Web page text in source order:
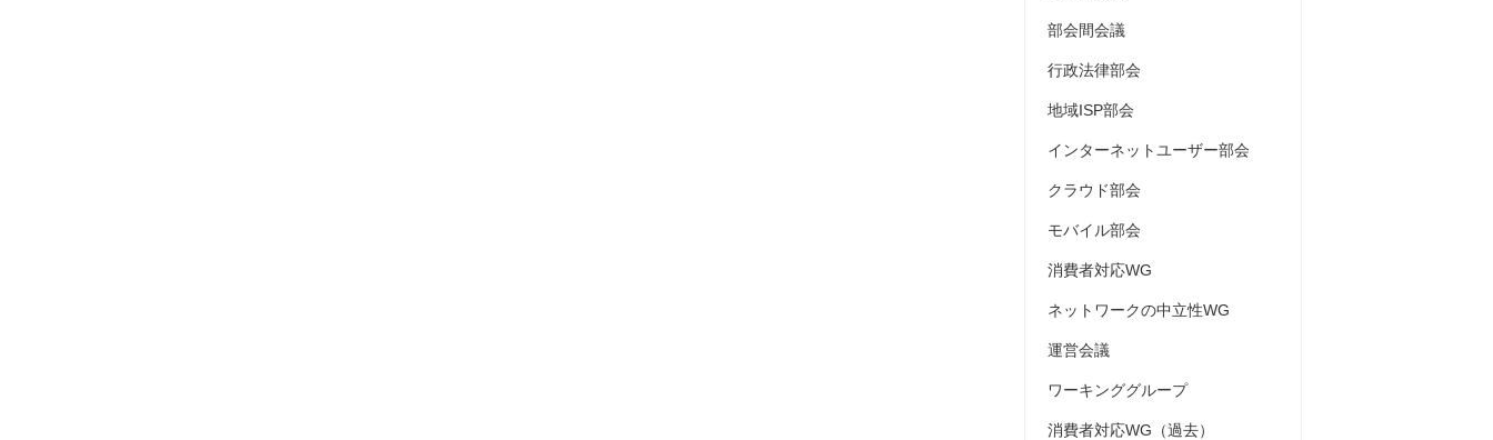
部会間会議
行政法律部会
地域ISP部会
インターネットユーザー部会
クラウド部会
モバイル部会
消費者対応WG
ネットワークの中立性WG
運営会議
ワーキンググループ
消費者対応WG（過去）